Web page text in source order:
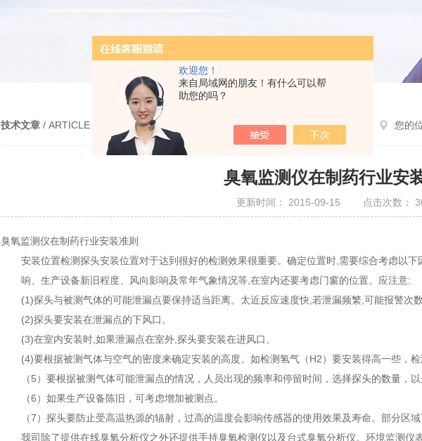
欢迎您！
来自局域网的朋友！有什么可以帮
助您的吗？
技术文章 / ARTICLE 您的
臭氧监测仪在制药行业安
更新时间： 2015-09-15 点击次数：
臭氧监测仪在制药行业安装准则
安装位置检测探头安装位置对于达到很好的检测效果很重要。确定位置时,需要综合考虑以
响、生产设备新旧程度、风向影响及常年气象情况等,在室内还要考虑门窗的位置。应注意:
(1)探头与被测气体的可能泄漏点要保持适当距离。太近反应速度快,若泄漏频繁,可能报警次
(2)探头要安装在泄漏点的下风口。
(3)在室内安装时,如果泄漏点在室外,探头要安装在进风口。
(4)要根据被测气体与空气的密度来确定安装的高度。如检测氢气（H2）要安装得高一些，检
（5）要根据被测气体可能泄漏点的情况，人员出现的频率和停留时间，选择探头的数量，以
（6）如果生产设备陈旧，可考虑增加被测点。
（7）探头要防止受高温热源的辐射，过高的温度会影响传感器的使用效果及寿命。部分区域
我司除了提供在线臭氧分析仪之外还提供手持臭氧检测仪以及台式臭氧分析仪。环境监测